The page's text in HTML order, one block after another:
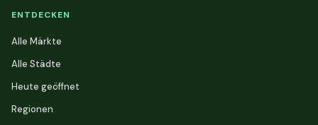
ENTDECKEN
Alle Märkte
Alle Städte
Heute geöffnet
Regionen